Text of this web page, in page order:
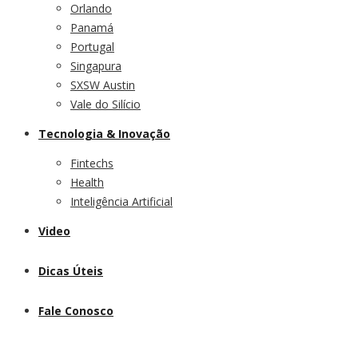
Orlando
Panamá
Portugal
Singapura
SXSW Austin
Vale do Silício
Tecnologia & Inovação
Fintechs
Health
Inteligência Artificial
Video
Dicas Úteis
Fale Conosco